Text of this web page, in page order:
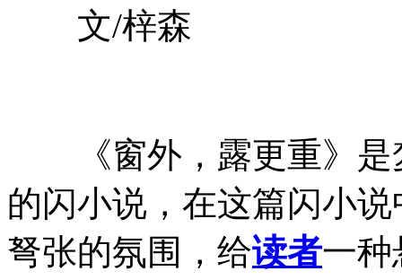
文/梓森
《窗外，露更重》是
的闪小说，在这篇闪小
弩张的氛围，给读者一种